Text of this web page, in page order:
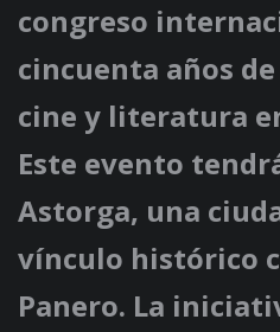
congreso
cincuenta años de
cine y literatura
Este evento
Astorga, una
vínculo histórico
Panero. La